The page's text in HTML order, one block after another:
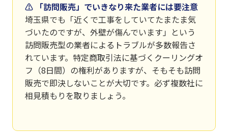
⚠ 「訪問販売」でいきなり来た業者には要注意
埼玉県でも「近くで工事をしていてたまたま気
づいたのですが、外壁が傷んでいます」という
訪問販売型の業者によるトラブルが多数報告さ
れています。特定商取引法に基づくクーリングオ
フ（8日間）の権利がありますが、そもそも訪問
販売で即決しないことが大切です。必ず複数社に
相見積もりを取りましょう。